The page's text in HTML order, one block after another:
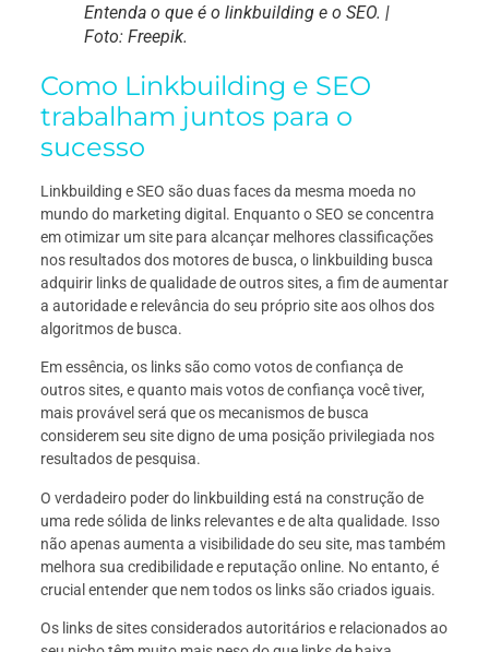
Entenda o que é o linkbuilding e o SEO. |
Foto: Freepik.
Como Linkbuilding e SEO
trabalham juntos para o
sucesso
Linkbuilding e SEO são duas faces da mesma moeda no
mundo do marketing digital. Enquanto o SEO se concentra
em otimizar um site para alcançar melhores classificações
nos resultados dos motores de busca, o linkbuilding busca
adquirir links de qualidade de outros sites, a fim de aumentar
a autoridade e relevância do seu próprio site aos olhos dos
algoritmos de busca.
Em essência, os links são como votos de confiança de
outros sites, e quanto mais votos de confiança você tiver,
mais provável será que os mecanismos de busca
considerem seu site digno de uma posição privilegiada nos
resultados de pesquisa.
O verdadeiro poder do linkbuilding está na construção de
uma rede sólida de links relevantes e de alta qualidade. Isso
não apenas aumenta a visibilidade do seu site, mas também
melhora sua credibilidade e reputação online. No entanto, é
crucial entender que nem todos os links são criados iguais.
Os links de sites considerados autoritários e relacionados ao